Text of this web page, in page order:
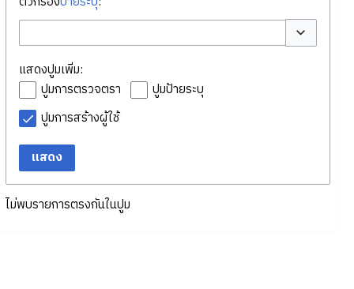
สลับตัวเลือก
แสดงปูมเพิ่ม:
ปูมการตรวจตรา
ปูมป้ายระบุ
ปูมการสร้างผู้ใช้
แสดง
ไม่พบรายการตรงกันในปูม